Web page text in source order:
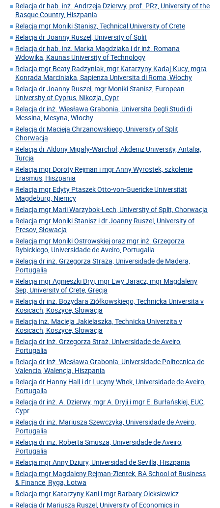
Relacja dr hab. inż. Andrzeja Dzierwy, prof. PRz, University of the
Basque Country, Hiszpania
Relacja mgr Moniki Stanisz, Technical University of Crete
Relacja dr Joanny Ruszel, University of Split
Relacja dr hab. inż. Marka Magdziaka i dr inż. Romana
Wdowika, Kaunas University of Technology
Relacja mgr Beaty Radzyniak, mgr Katarzyny Kadaj-Kucy, mgra
Konrada Marciniaka, Sapienza Universita di Roma, Włochy
Relacja dr Joanny Ruszel, mgr Moniki Stanisz, European
University of Cyprus, Nikozja, Cypr
Relacja dr inż. Wiesława Grabonia, Universita Degli Studi di
Messina, Mesyna, Włochy
Relacja dr Macieja Chrzanowskiego, University of Split
Chorwacja
Relacja dr Aldony Migały-Warchoł, Akdeniz University, Antalia,
Turcja
Relacja mgr Doroty Rejman i mgr Anny Wyrostek, szkolenie
Erasmus, Hiszpania
Relacja mgr Edyty Ptaszek Otto-von-Guericke Universität
Magdeburg, Niemcy
Relacja mgr Marii Warzybok-Lech, University of Split, Chorwacja
Relacja mgr Moniki Stanisz i dr Joanny Ruszel, University of
Presov, Słowacja
Relacja mgr Moniki Ostrowskiej oraz mgr inż. Grzegorza
Rybickiego, Universidade de Aveiro, Portugalia
Relacja dr inż. Grzegorza Straża, Universidade de Madera,
Portugalia
Relacja mgr Agnieszki Dryi, mgr Ewy Jaracz, mgr Magdaleny
Sep, University of Crete, Grecja
Relacja dr inż. Bożydara Ziółkowskiego, Technicka Universita v
Kosicach, Koszyce, Słowacja
Relacja inż. Macieja Jakielaszka, Technicka Univerzita v
Kosicach, Koszyce, Słowacja
Relacja dr inż. Grzegorza Straż, Universidade de Aveiro,
Portugalia
Relacja dr inż. Wiesława Grabonia, Universidade Politecnica de
Valencia, Walencja, Hiszpania
Relacja dr Hanny Hall i dr Lucyny Witek, Universidade de Aveiro,
Portugalia
Relacja dr inż. A. Dzierwy, mgr A. Dryji i mgr E. Burłańskiej, EUC,
Cypr
Relacja dr inż. Mariusza Szewczyka, Universidade de Aveiro,
Portugalia
Relacja dr inż. Roberta Smusza, Universidade de Aveiro,
Portugalia
Relacja mgr Anny Dziury, Universidad de Sevilla, Hiszpania
Relacja mgr Magdaleny Rejman-Zientek, BA School of Business
& Finance, Ryga, Łotwa
Relacja mgr Katarzyny Kani i mgr Barbary Oleksiewicz
Relacja dr Mariusza Ruszel, University of Economics in